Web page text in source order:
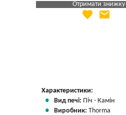
Отримати знижку
Яка Ваша ціна
favorite email
Характеристики:
Вид печі: Піч - Камін
Виробник: Thorma